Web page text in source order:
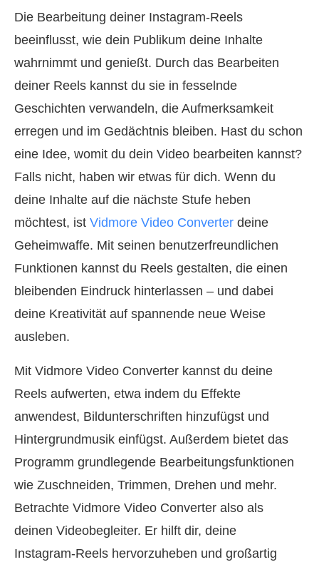
Die Bearbeitung deiner Instagram‑Reels
beeinflusst, wie dein Publikum deine Inhalte
wahrnimmt und genießt. Durch das Bearbeiten
deiner Reels kannst du sie in fesselnde
Geschichten verwandeln, die Aufmerksamkeit
erregen und im Gedächtnis bleiben. Hast du schon
eine Idee, womit du dein Video bearbeiten kannst?
Falls nicht, haben wir etwas für dich. Wenn du
deine Inhalte auf die nächste Stufe heben
möchtest, ist Vidmore Video Converter deine
Geheimwaffe. Mit seinen benutzerfreundlichen
Funktionen kannst du Reels gestalten, die einen
bleibenden Eindruck hinterlassen – und dabei
deine Kreativität auf spannende neue Weise
ausleben.
Mit Vidmore Video Converter kannst du deine
Reels aufwerten, etwa indem du Effekte
anwendest, Bildunterschriften hinzufügst und
Hintergrundmusik einfügst. Außerdem bietet das
Programm grundlegende Bearbeitungsfunktionen
wie Zuschneiden, Trimmen, Drehen und mehr.
Betrachte Vidmore Video Converter also als
deinen Videobegleiter. Er hilft dir, deine
Instagram‑Reels hervorzuheben und großartig